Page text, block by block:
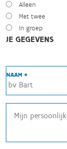
Alleen
Met twee
In groep
JE GEGEVENS
NAAM *